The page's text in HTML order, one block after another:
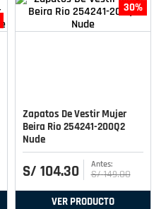
30%
Zapatos De Vestir Mujer
Beira Rio 254241-200Q2
Nude
S/ 104.30 S/ 149.00
VER PRODUCTO